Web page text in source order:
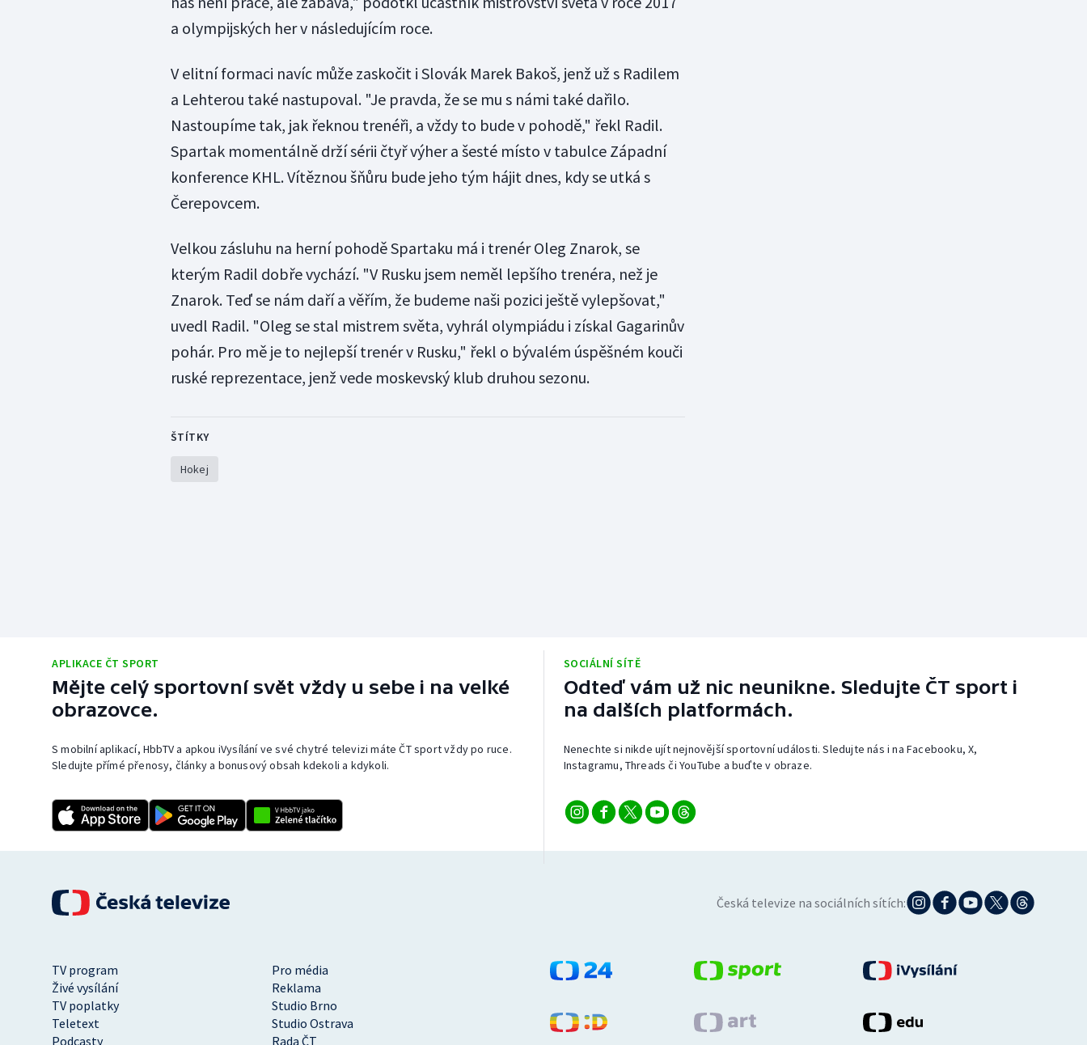
a olympijských her v následujícím roce.
V elitní formaci navíc může zaskočit i Slovák Marek Bakoš, jenž už s Radilem
a Lehterou také nastupoval. "Je pravda, že se mu s námi také dařilo.
Nastoupíme tak, jak řeknou trenéři, a vždy to bude v pohodě," řekl Radil.
Spartak momentálně drží sérii čtyř výher a šesté místo v tabulce Západní
konference KHL. Vítěznou šňůru bude jeho tým hájit dnes, kdy se utká s
Čerepovcem.
Velkou zásluhu na herní pohodě Spartaku má i trenér Oleg Znarok, se
kterým Radil dobře vychází. "V Rusku jsem neměl lepšího trenéra, než je
Znarok. Teď se nám daří a věřím, že budeme naši pozici ještě vylepšovat,"
uvedl Radil. "Oleg se stal mistrem světa, vyhrál olympiádu i získal Gagarinův
pohár. Pro mě je to nejlepší trenér v Rusku," řekl o bývalém úspěšném kouči
ruské reprezentace, jenž vede moskevský klub druhou sezonu.
ŠTÍTKY
Hokej
APLIKACE ČT SPORT
Mějte celý sportovní svět vždy u sebe i na velké
obrazovce.
S mobilní aplikací, HbbTV a apkou iVysílání ve své chytré televizi máte ČT sport vždy po ruce.
Sledujte přímé přenosy, články a bonusový obsah kdekoli a kdykoli.
SOCIÁLNÍ SÍTĚ
Odteď vám už nic neunikne. Sledujte ČT sport i
na dalších platformách.
Nenechte si nikde ujít nejnovější sportovní události. Sledujte nás i na Facebooku, X,
Instagramu, Threads či YouTube a buďte v obraze.
Česká televize na sociálních sítích:
TV program
Pro média
Živé vysílání
Reklama
TV poplatky
Studio Brno
Teletext
Studio Ostrava
Podcasty
Rada ČT